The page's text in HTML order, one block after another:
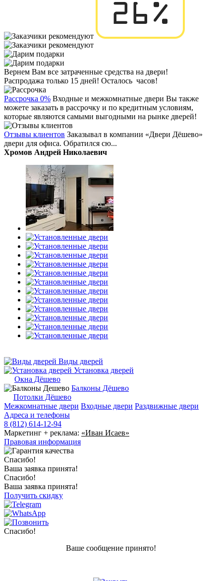
Вернем Вам все затраченные средства на двери!
Распродажа только 15 дней! Осталось часов!
Рассрочка 0% Входные и межкомнатные двери Вы также
можете заказать в рассрочку и по кредитным условиям,
которые являются самыми выгодными на рынке дверей!
Отзывы клиентов Заказывал в компании «Двери Дёшево»
двери для офиса. Обратился сю...
Хромов Андрей Николаевич
Виды дверей
Установка дверей
Окна Дёшево
Балконы Дёшево
Потолки Дёшево
Межкомнатные двери Входные двери Раздвижные двери
Адреса и телефоны
8 (812) 614-12-94
Маркетинг + реклама: «Иван Исаев»
Правовая информация
Спасибо!
Ваша заявка принята!
Спасибо!
Ваша заявка принята!
Получить скидку
Спасибо!
Ваше сообщение принято!